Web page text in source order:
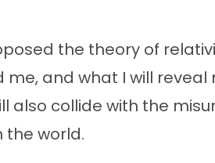
the theory of
me, and what I will
also collide with the
the world.